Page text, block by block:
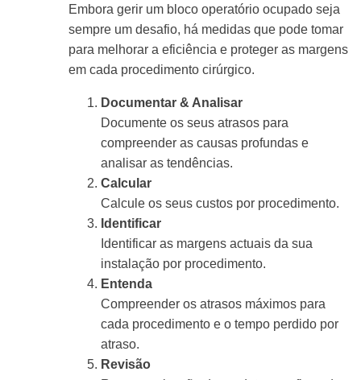
Embora gerir um bloco operatório ocupado seja
sempre um desafio, há medidas que pode tomar
para melhorar a eficiência e proteger as margens
em cada procedimento cirúrgico.
Documentar & Analisar
Documente os seus atrasos para
compreender as causas profundas e
analisar as tendências.
Calcular
Calcule os seus custos por procedimento.
Identificar
Identificar as margens actuais da sua
instalação por procedimento.
Entenda
Compreender os atrasos máximos para
cada procedimento e o tempo perdido por
atraso.
Revisão